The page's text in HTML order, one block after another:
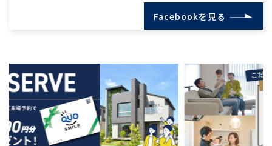
Facebookを見る